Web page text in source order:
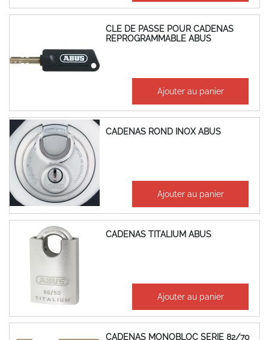
CLE DE PASSE POUR CADENAS
REPROGRAMMABLE ABUS
Ajouter au panier
CADENAS ROND INOX ABUS
60,08 €
50,07 € Ajouter au panier
CADENAS TITALIUM ABUS
115,84 €
96,53 € Ajouter au panier
CADENAS MONOBLOC SERIE 82/70